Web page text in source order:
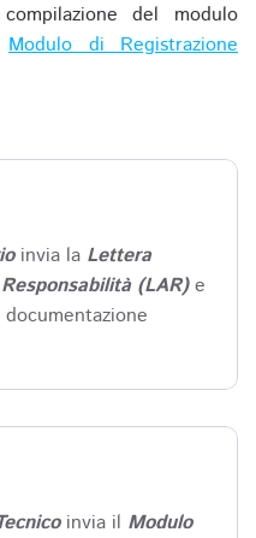
del modulo
Modulo di Registrazione
invia la Lettera
(LAR)e
invia il Modulo